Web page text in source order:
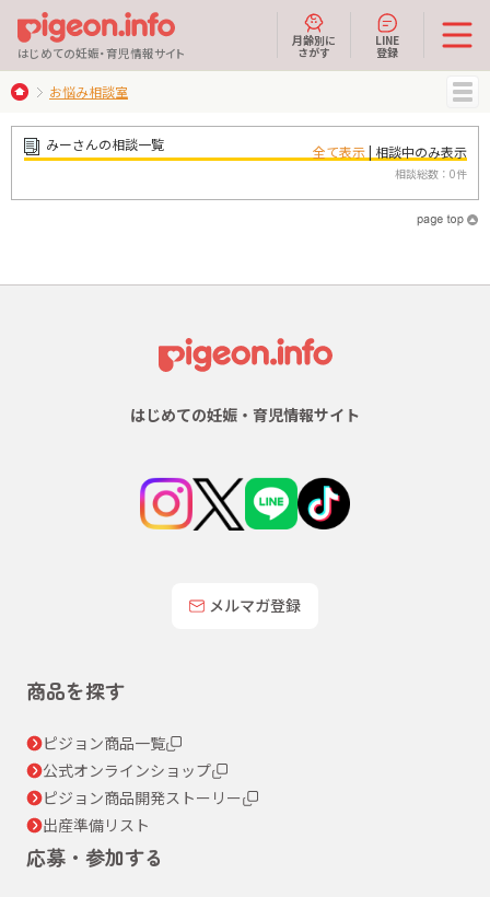
はじめての妊娠・育児情報サイト
月齢別に
さがす
LINE
登録
MENU
お悩み相談室
みーさんの相談一覧 全て表示| 相談中のみ表示
相談総数：0件
はじめての妊娠・育児情報サイト
メルマガ登録
商品を探す
ピジョン商品一覧
公式オンラインショップ
ピジョン商品開発ストーリー
出産準備リスト
応募・参加する